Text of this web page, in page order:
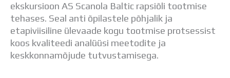
ekskursioon AS Scanola Baltic rapsiõli tootmise
tehases. Seal anti õpilastele põhjalik ja
etapiviisiline ülevaade kogu tootmise protsessist
koos kvaliteedi analüüsi meetodite ja
keskkonnamõjude tutvustamisega.